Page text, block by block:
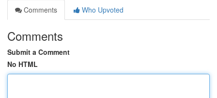
Comments
Who Upvoted
Comments
Submit a Comment
No HTML